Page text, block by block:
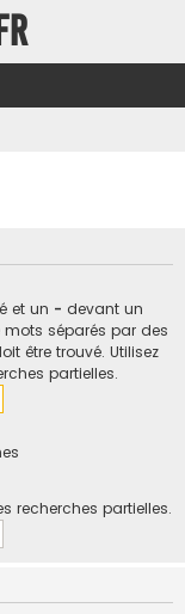
et un - devant un
séparés par des
être trouvé. Utilisez
partielles.
recherches partielles.